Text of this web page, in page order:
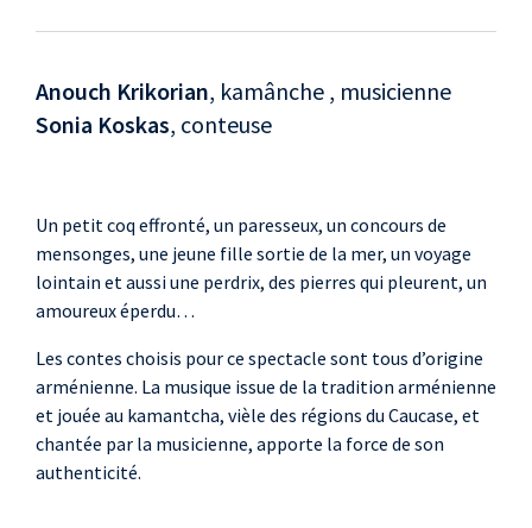
Anouch Krikorian, kamânche , musicienne
Sonia Koskas, conteuse
Un petit coq effronté, un paresseux, un concours de
mensonges, une jeune fille sortie de la mer, un voyage
lointain et aussi une perdrix, des pierres qui pleurent, un
amoureux éperdu…
Les contes choisis pour ce spectacle sont tous d’origine
arménienne. La musique issue de la tradition arménienne
et jouée au kamantcha, vièle des régions du Caucase, et
chantée par la musicienne, apporte la force de son
authenticité.